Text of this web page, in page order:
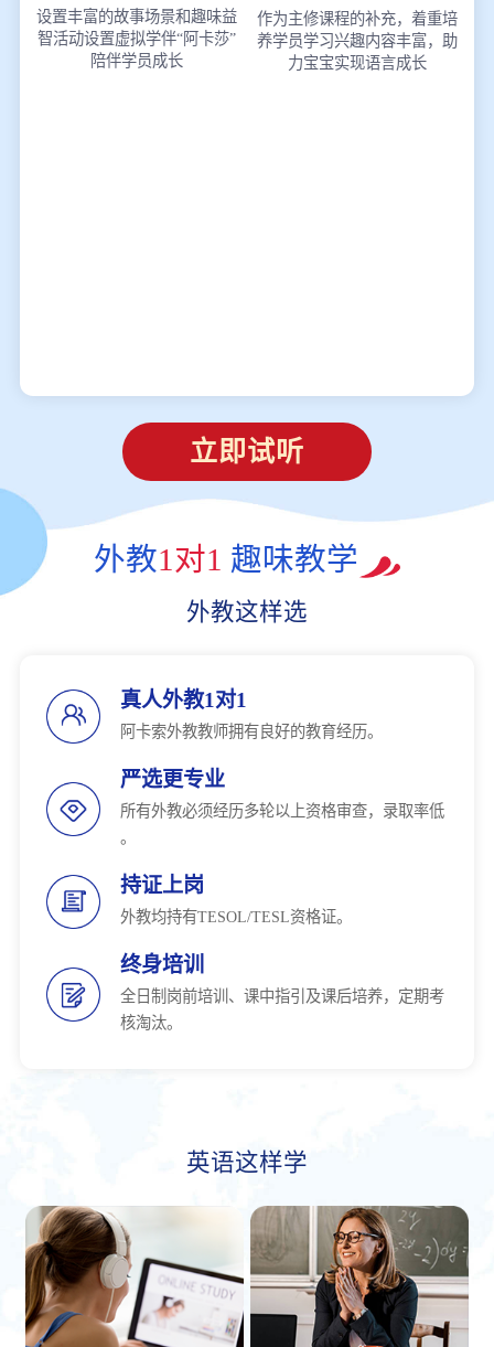
设置丰富的故事场景和趣味益
智活动设置虚拟学伴“阿卡莎”
陪伴学员成长
作为主修课程的补充，着重培
养学员学习兴趣内容丰富，助
力宝宝实现语言成长
立即试听
外教1对1 趣味教学
外教这样选
真人外教1对1
阿卡索外教教师拥有良好的教育经历。
严选更专业
所有外教必须经历多轮以上资格审查，录取率低
。
持证上岗
外教均持有TESOL/TESL资格证。
终身培训
全日制岗前培训、课中指引及课后培养，定期考
核淘汰。
英语这样学